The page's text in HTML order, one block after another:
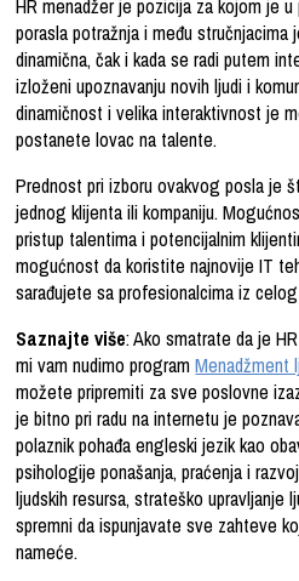
HR menadžer je pozicija za kojom je
porasla potražnja i među
dinamična, čak i kada se radi putem
izloženi upoznavanju novih ljudi i
dinamičnost i velika interaktivnost je
postanete lovac na talente.
Prednost pri izboru ovakvog posla je
jednog klijenta ili kompaniju.
pristup talentima i potencijalnim
mogućnost da koristite najnovije IT
sarađujete sa profesionalcima iz
Saznajte više: Ako smatrate da je
mi vam nudimo programMenadžment
možete pripremiti za sve poslovne
je bitno pri radu na internetu je
polaznik pohađa engleski jezik kao
psihologije ponašanja, praćenja i
ljudskih resursa, strateško upravljanje
spremni da ispunjavate sve zahteve
nameće.